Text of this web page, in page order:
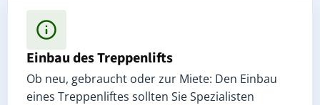
Einbau des Treppenlifts
Ob neu, gebraucht oder zur Miete: Den Einbau
eines Treppenliftes sollten Sie Spezialisten